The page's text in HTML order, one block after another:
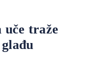
uče traže